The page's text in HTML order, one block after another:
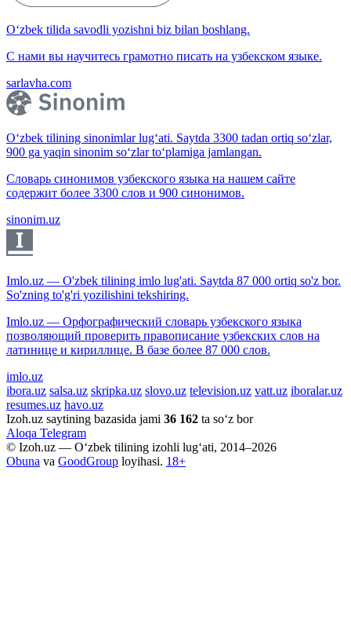
O‘zbek tilida savodli yozishni biz bilan boshlang.
С нами вы научитесь грамотно писать на узбекском языке.
sarlavha.com
O‘zbek tilining sinonimlar lug‘ati. Saytda 3300 tadan ortiq so‘zlar,
900 ga yaqin sinonim so‘zlar to‘plamiga jamlangan.
Словарь синонимов узбекского языка на нашем сайте
содержит более 3300 слов и 900 синонимов.
sinonim.uz
Imlo.uz — O'zbek tilining imlo lug'ati. Saytda 87 000 ortiq so'z bor.
So'zning to'g'ri yozilishini tekshiring.
Imlo.uz — Орфографический словарь узбекского языка
позволяющий проверить правописание узбекских слов на
латинице и кириллице. В базе более 87 000 слов.
imlo.uz
ibora.uz salsa.uz skripka.uz slovo.uz television.uz vatt.uz iboralar.uz
resumes.uz havo.uz
Izoh.uz saytining bazasida jami 36 162 ta so‘z bor
Aloqa Telegram
© Izoh.uz — O‘zbek tilining izohli lug‘ati, 2014–2026
Obuna va GoodGroup loyihasi. 18+